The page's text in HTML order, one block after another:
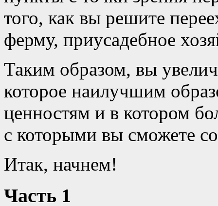
того, как вы решите
ферму, приусадебное
Таким образом, вы
которое наилучшим
ценностям и в котором
с которыми вы сможете
Итак, начнем!
Часть 1